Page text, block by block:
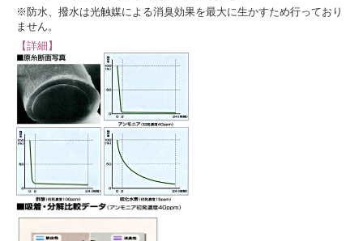
※防水、撥水は光触媒による消臭効果を最大に生かすため行っており
ません。
【詳細】